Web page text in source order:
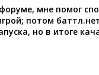
мне помог
потом
но в итоге